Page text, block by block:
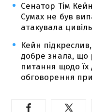
Сенатор Тім
Сумах не був
атакувала
Кейн
добре знала, що
питання щодо їх
обговорення